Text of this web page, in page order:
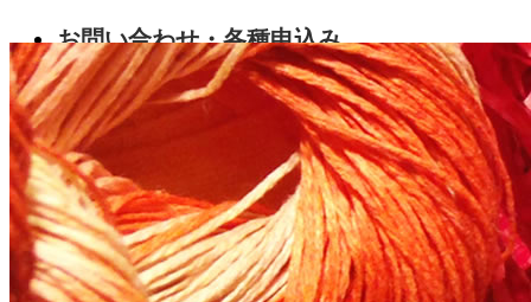
お問い合わせ・各種申込み
お問い合わせ
ホームルーム（1-A）レンタル予約希望フォー
撮影予約希望フォーム